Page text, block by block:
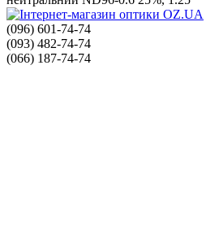
(096) 601-74-74
(093) 482-74-74
(066) 187-74-74